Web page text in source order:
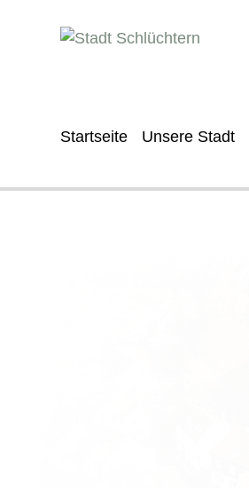
Startseite Unsere Stadt